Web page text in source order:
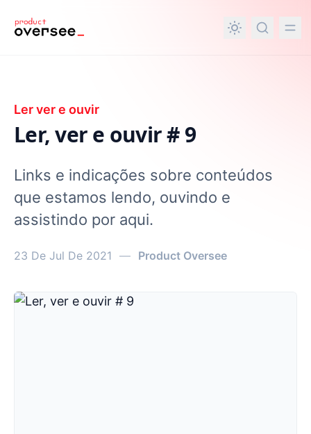
principal
Ler ver e ouvir
Ler, ver e ouvir # 9
Links e indicações sobre conteúdos
que estamos lendo, ouvindo e
assistindo por aqui.
23 De Jul De 2021 — Product Oversee